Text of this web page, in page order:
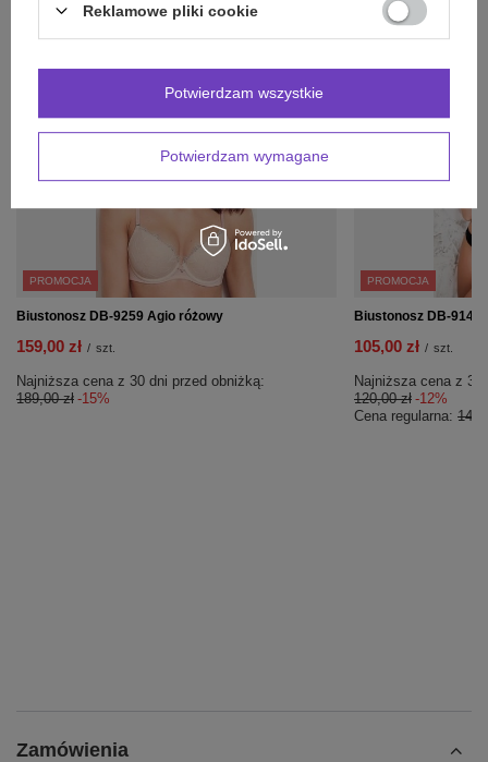
INNE PRODUKTY
PRODUCENTA:
PROMOCJA
Biustonosz DB-9259 Agio różowy
159,00 zł / szt.
Najniższa cena z 30 dni przed obniżką:
189,00 zł -15%
PROMOCJA
Biustonosz DB-9143
105,00 zł / szt.
Najniższa cena z
120,00 zł -12%
Cena regularna:
Zamówienia
Reklamowe pliki cookie
Potwierdzam wymagane
Potwierdzam wszystkie